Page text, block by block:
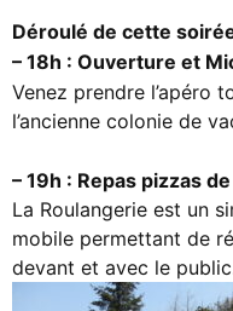
Déroulé de cette
– 18h : Ouverture et
Venez prendre l’apéro
l’ancienne colonie de
– 19h : Repas pizzas
La Roulangerie est un
mobile permettant de
devant et avec le